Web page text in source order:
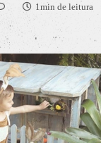
1min de leitura